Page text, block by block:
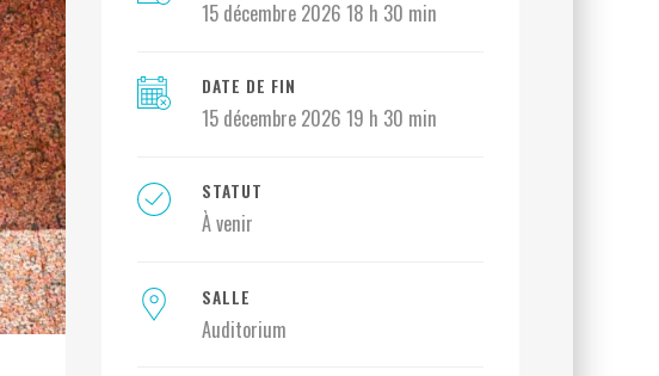
15 décembre 2026 18 h 30 min
DATE DE FIN
15 décembre 2026 19 h 30 min
STATUT
À venir
SALLE
Auditorium